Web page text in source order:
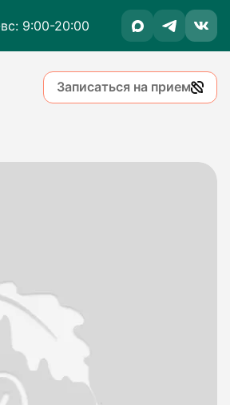
9:00-20:00
Записаться на прием